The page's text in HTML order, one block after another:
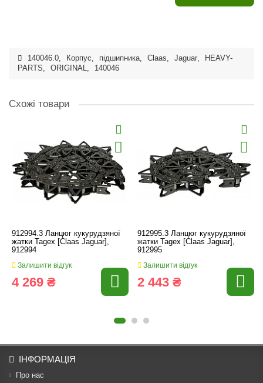
140046.0, Корпус, підшипника, Claas, Jaguar,
HEAVY-
PARTS, ORIGINAL, 140046
Схожі товари
912994.3 Ланцюг кукурудзяної
жатки Tagex [Claas Jaguar],
912994
Залишити відгук
4 269 ₴
912995.3 Ланцюг кукурудзяної
жатки Tagex [Claas Jaguar],
912995
Залишити відгук
2 443 ₴
ІНФОРМАЦІЯ
Про нас